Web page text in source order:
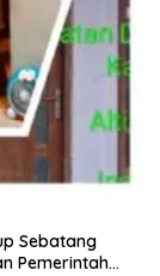
Sebatang
Pemerintah